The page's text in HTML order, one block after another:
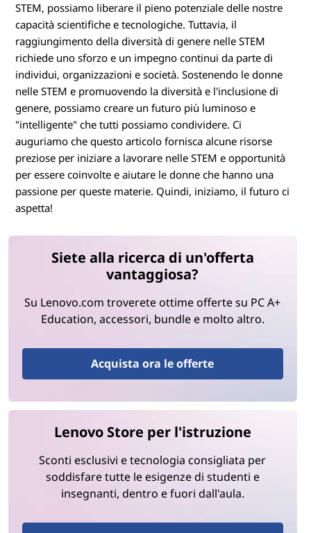
STEM, possiamo liberare il pieno potenziale delle nostre
capacità scientifiche e tecnologiche. Tuttavia, il
raggiungimento della diversità di genere nelle STEM
richiede uno sforzo e un impegno continui da parte di
individui, organizzazioni e società. Sostenendo le donne
nelle STEM e promuovendo la diversità e l'inclusione di
genere, possiamo creare un futuro più luminoso e
"intelligente" che tutti possiamo condividere. Ci
auguriamo che questo articolo fornisca alcune risorse
preziose per iniziare a lavorare nelle STEM e opportunità
per essere coinvolte e aiutare le donne che hanno una
passione per queste materie. Quindi, iniziamo, il futuro ci
aspetta!
Siete alla ricerca di un'offerta
vantaggiosa?
Su Lenovo.com troverete ottime offerte su PC A+
Education, accessori, bundle e molto altro.
Acquista ora le offerte
Lenovo Store per l'istruzione
Sconti esclusivi e tecnologia consigliata per
soddisfare tutte le esigenze di studenti e
insegnanti, dentro e fuori dall'aula.